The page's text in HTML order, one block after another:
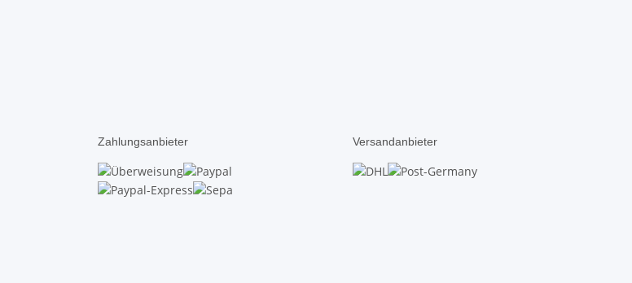
Zahlungsanbieter Versandanbieter